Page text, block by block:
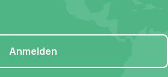
Anmelden